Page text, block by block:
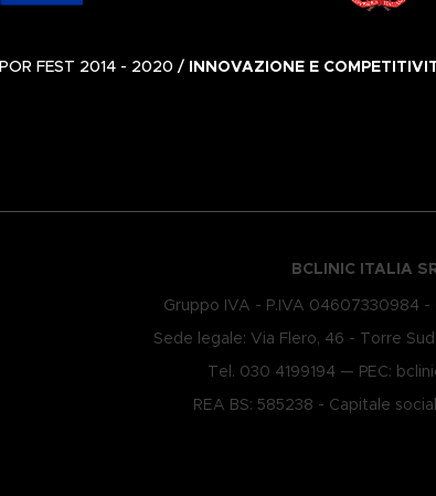
POR FEST 2014 - 2020 / INNOVAZIONE E
BCLINIC ITALIA
Gruppo IVA - P.IVA 0​4607330984 -
Sede legale: Via Flero, 46 - Torre Sud
Tel. 030 4199194 — PEC:
REA BS: 585238 - Capitale